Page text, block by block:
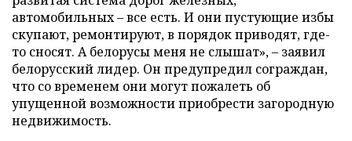
автомобильных – все есть. И они пустующие избы
скупают, ремонтируют, в порядок приводят, где-
то сносят. А белорусы меня не слышат», – заявил
белорусский лидер. Он предупредил сограждан,
что со временем они могут пожалеть об
упущенной возможности приобрести загородную
недвижимость.